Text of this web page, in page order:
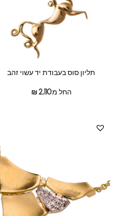
תליון סוס בעבודת יד עשוי זהב
החל מ: ₪2,110